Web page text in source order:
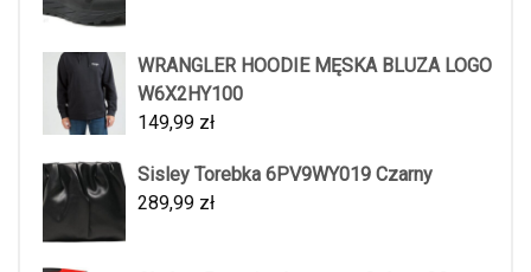
WRANGLER HOODIE MĘSKA BLUZA LOGO
W6X2HY100
149,99 zł
Sisley Torebka 6PV9WY019 Czarny
289,99 zł